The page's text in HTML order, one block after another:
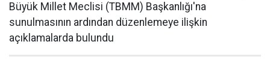
Büyük Millet Meclisi (TBMM) Başkanlığı'na
sunulmasının ardından düzenlemeye ilişkin
açıklamalarda bulundu